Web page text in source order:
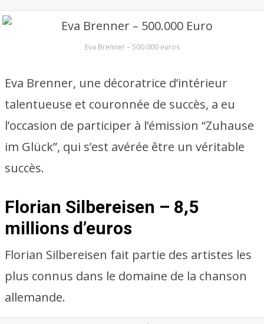
Eva Brenner – 500.000 euros
Eva Brenner, une décoratrice d’intérieur
talentueuse et couronnée de succès, a eu
l’occasion de participer à l’émission “Zuhause
im Glück”, qui s’est avérée être un véritable
succès.
Florian Silbereisen – 8,5
millions d’euros
Florian Silbereisen fait partie des artistes les
plus connus dans le domaine de la chanson
allemande.